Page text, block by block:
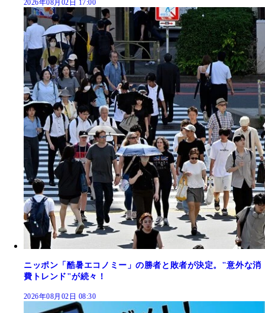
2026年08月02日 17:00
ニッポン「酷暑エコノミー」の勝者と敗者が決定。"意外な消
費トレンド"が続々！
2026年08月02日 08:30